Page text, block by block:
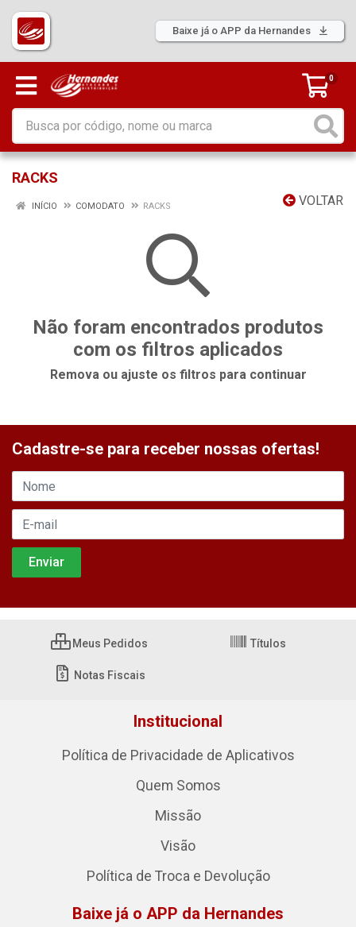
Baixe já o APP da Hernandes
0
RACKS
VOLTAR
INÍCIO COMODATO RACKS
Não foram encontrados produtos
com os filtros aplicados
Remova ou ajuste os filtros para continuar
Cadastre-se para receber nossas ofertas!
Meus Pedidos Títulos
Notas Fiscais
Institucional
Política de Privacidade de Aplicativos
Quem Somos
Missão
Visão
Política de Troca e Devolução
Baixe já o APP da Hernandes